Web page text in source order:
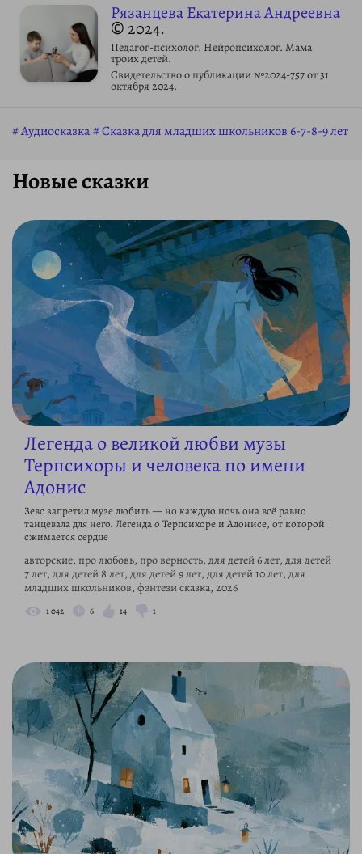
Рязанцева Екатерина Андреевна
© 2024.
Педагог-психолог. Нейропсихолог. Мама
троих детей.
Свидетельство о публикации №2024-757 от 31
октября 2024.
Аудиосказка Сказка для младших школьников 6-7-8-9 лет
Новые сказки
Легенда о великой любви музы
Терпсихоры и человека по имени
Адонис
Зевс запретил музе любить — но каждую ночь она всё равно
танцевала для него. Легенда о Терпсихоре и Адонисе, от которой
сжимается сердце
авторские, про любовь, про верность, для детей 6 лет, для детей
7 лет, для детей 8 лет, для детей 9 лет, для детей 10 лет, для
младших школьников, фэнтези сказка, 2026
1 042 6 14 1